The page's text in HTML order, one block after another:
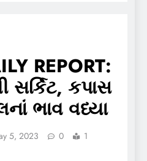
REPORT:
સર્કિટ, કપાસ
ભાવ વધ્યા
5, 2023 0
1